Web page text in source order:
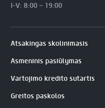
I-V: 8:00 – 19:00
Atsakingas skolinimasis
Asmeninis pasiūlymas
Vartojimo kredito sutartis
Greitos paskolos